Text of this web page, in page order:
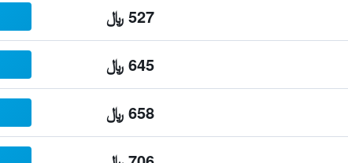
527 ﷼
645 ﷼
658 ﷼